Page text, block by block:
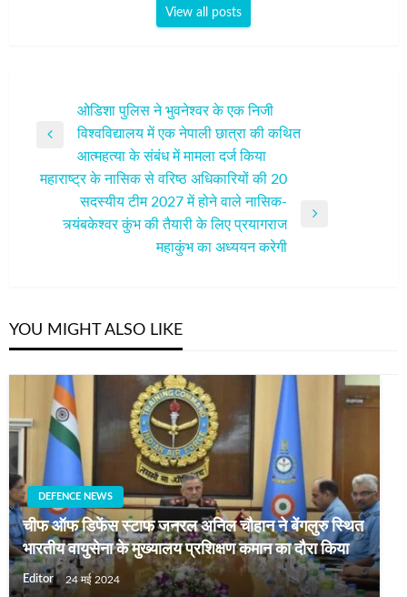
View all posts
नेविगेशन
ओडिशा पुलिस ने भुवनेश्वर के एक निजी
विश्वविद्यालय में एक नेपाली छात्रा की कथित
आत्महत्या के संबंध में मामला दर्ज किया
Next
महाराष्ट्र के नासिक से वरिष्ठ अधिकारियों की 20
सदस्यीय टीम 2027 में होने वाले नासिक-
त्र्यंबकेश्वर कुंभ की तैयारी के लिए प्रयागराज
महाकुंभ का अध्ययन करेगी
YOU MIGHT ALSO LIKE
DEFENCE NEWS
चीफ ऑफ डिफेंस स्टाफ जनरल अनिल चौहान ने बेंगलुरु स्थित
भारतीय वायुसेना के मुख्यालय प्रशिक्षण कमान का दौरा किया
Editor 24 मई 2024